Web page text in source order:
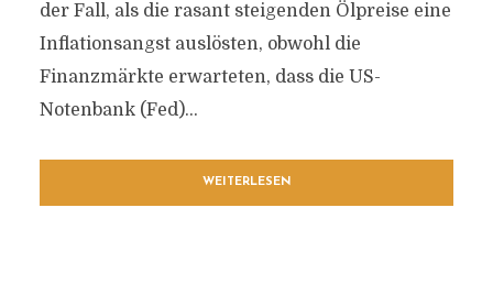
der Fall, als die rasant steigenden Ölpreise eine
Inflationsangst auslösten, obwohl die
Finanzmärkte erwarteten, dass die US-
Notenbank (Fed)...
WEITERLESEN